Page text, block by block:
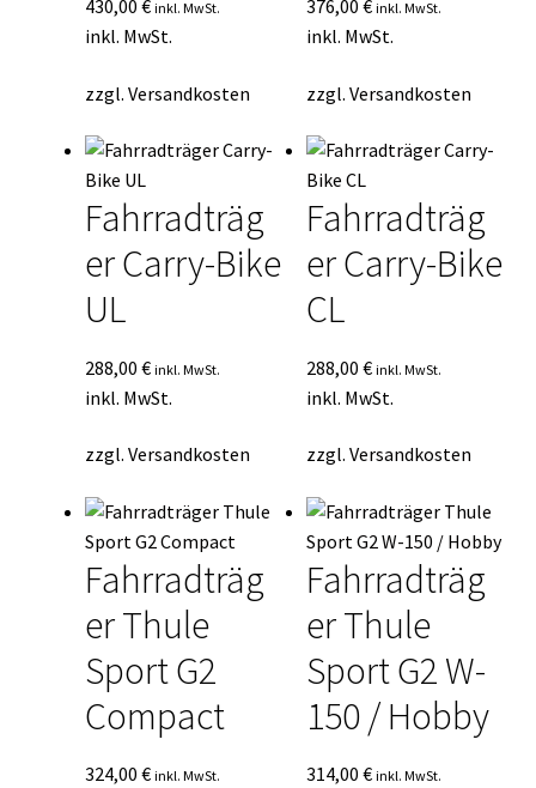
430,00 € inkl. MwSt.
inkl. MwSt.
zzgl. Versandkosten
376,00€ inkl. MwSt.
inkl. MwSt.
zzgl.Versandkosten
Fahrradträg
er Carry-Bike
UL
288,00 € inkl. MwSt.
inkl. MwSt.
zzgl. Versandkosten
Fahrradträg
er Carry-Bike
CL
288,00€ inkl. MwSt.
inkl. MwSt.
zzgl.Versandkosten
Fahrradträg
er Thule
Sport G2
Compact
324,00 € inkl. MwSt.
Fahrradträg
er Thule
Sport G2 W-
150 / Hobby
314,00€ inkl. MwSt.